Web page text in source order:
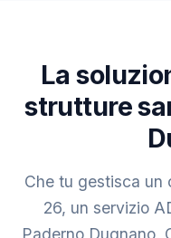
La
strutture
Che tu gestisca un
26, un servizio
Paderno Dugnano,